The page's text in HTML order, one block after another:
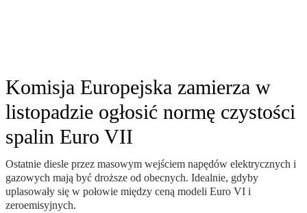
Komisja Europejska zamierza w
listopadzie ogłosić normę czystości
spalin Euro VII
Ostatnie diesle przez masowym wejściem napędów elektrycznych i
gazowych mają być droższe od obecnych. Idealnie, gdyby
uplasowały się w połowie między ceną modeli Euro VI i
zeroemisyjnych.